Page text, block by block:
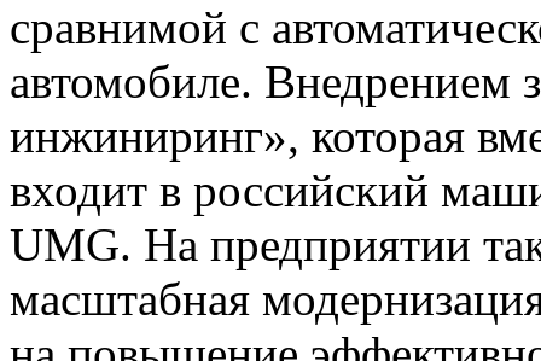
сравнимой с
автомобиле.
инжиниринг», которая
входит в российский
UMG. На предприятии
масштабная